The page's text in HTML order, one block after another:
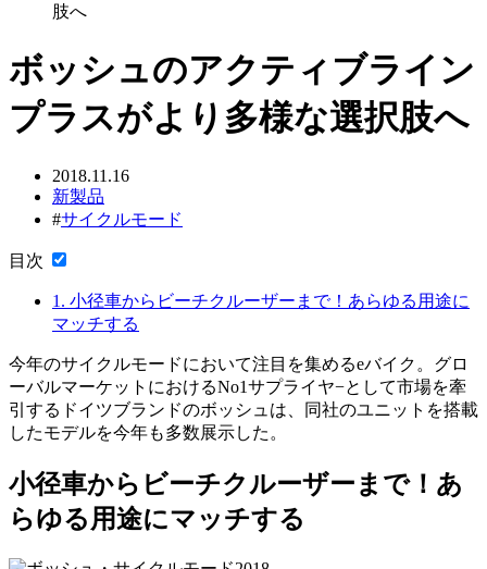
肢へ
ボッシュのアクティブライン
プラスがより多様な選択肢へ
2018.11.16
新製品
#サイクルモード
目次
1. 小径車からビーチクルーザーまで！あらゆる用途に
マッチする
今年のサイクルモードにおいて注目を集めるeバイク。グロ
ーバルマーケットにおけるNo1サプライヤ−として市場を牽
引するドイツブランドのボッシュは、同社のユニットを搭載
したモデルを今年も多数展示した。
小径車からビーチクルーザーまで！あ
らゆる用途にマッチする